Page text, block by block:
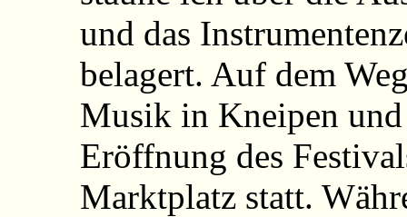
und das
belagert. Auf dem
Musik in Kneipen
Eröffnung des
Marktplatz statt.